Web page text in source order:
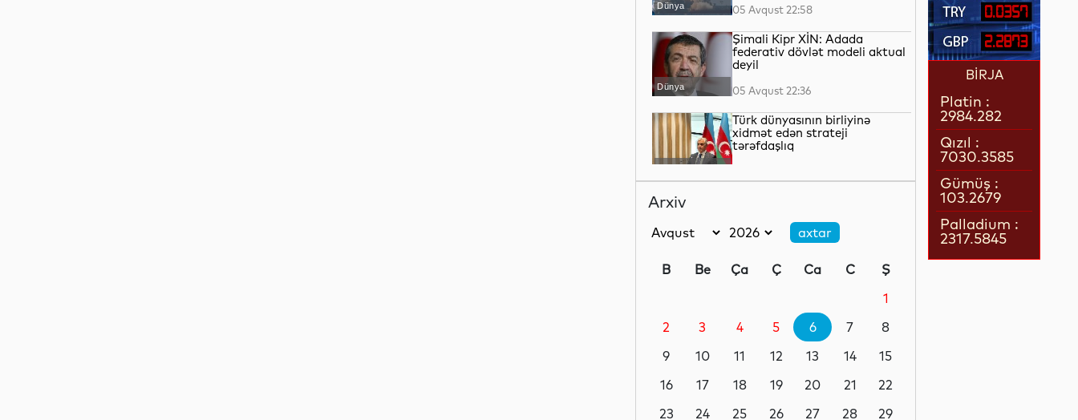
Dünya 05 Avqust 22:58
Dünya
Şimali Kipr XİN: Adada
federativ dövlət modeli aktual
deyil
05 Avqust 22:36
YAP xəbərləri
Türk dünyasının birliyinə
xidmət edən strateji
tərəfdaşlıq
Dünya
təkzib edib
05 Avqust 21:57
İqtisadiyyat
Qızılın qiyməti 4200 dolları
05 Avqust 21:37
Arxiv
B Be Ça Ç Ca C
Ş
1
2
3 4 5 6 7
8
9
10 11 12 13 14
15
16
17 18 19 20 21
22
23
24 25 26 27 28
29
0.0357
2.2873
BİRJA
Platin :
2984.282
Qızıl :
7030.3585
Gümüş :
103.2679
Palladium :
2317.5845